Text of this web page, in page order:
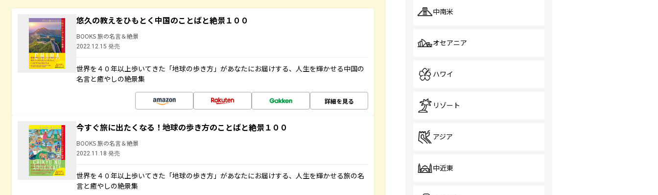
悠久の教えをひもとく中国のことばと絶景１００
BOOKS 旅の名言＆絶景
2022.12.15 発売
世界を４０年以上歩いてきた「地球の歩き方」があなたにお届けする、人生を輝かせる中国の
名言と癒やしの絶景集
詳細を見る
今すぐ旅に出たくなる！地球の歩き方のことばと絶景１００
BOOKS 旅の名言＆絶景
2022.11.18 発売
世界を４０年以上歩いてきた「地球の歩き方」があなたにお届けする、人生を輝かせる旅の名
言と癒やしの絶景集
中南米
オセアニア
ハワイ
リゾート
アジア
中近東